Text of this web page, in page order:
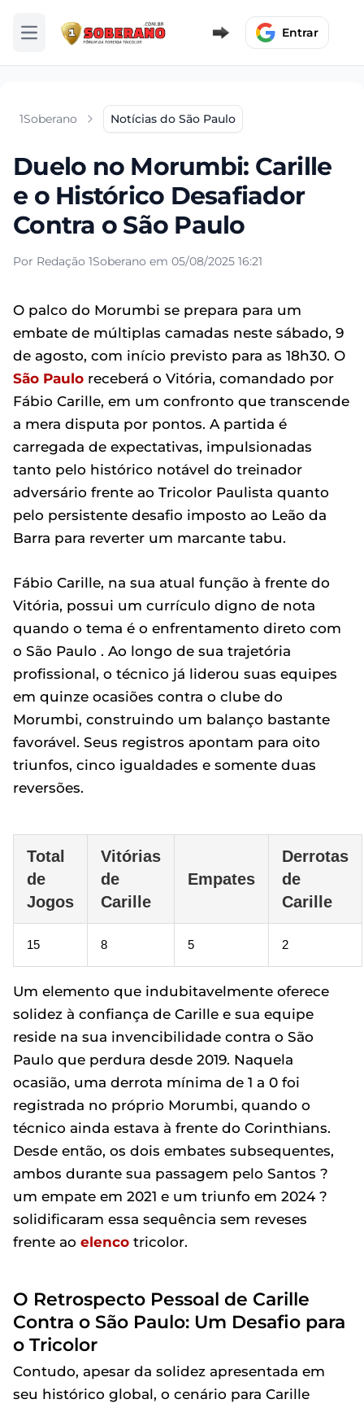
Abrir menu Entrar
1Soberano Notícias do São Paulo
Duelo no Morumbi: Carille
e o Histórico Desafiador
Contra o São Paulo
Por Redação 1Soberano em 05/08/2025 16:21
O palco do Morumbi se prepara para um
embate de múltiplas camadas neste sábado, 9
de agosto, com início previsto para as 18h30. O
São Paulo receberá o Vitória, comandado por
Fábio Carille, em um confronto que transcende
a mera disputa por pontos. A partida é
carregada de expectativas, impulsionadas
tanto pelo histórico notável do treinador
adversário frente ao Tricolor Paulista quanto
pelo persistente desafio imposto ao Leão da
Barra para reverter um marcante tabu.
Fábio Carille, na sua atual função à frente do
Vitória, possui um currículo digno de nota
quando o tema é o enfrentamento direto com
o São Paulo . Ao longo de sua trajetória
profissional, o técnico já liderou suas equipes
em quinze ocasiões contra o clube do
Morumbi, construindo um balanço bastante
favorável. Seus registros apontam para oito
triunfos, cinco igualdades e somente duas
reversões.
Total
de
Jogos
Vitórias
de
Carille
Empates
Derrotas
de
Carille
15 8 5 2
Um elemento que indubitavelmente oferece
solidez à confiança de Carille e sua equipe
reside na sua invencibilidade contra o São
Paulo que perdura desde 2019. Naquela
ocasião, uma derrota mínima de 1 a 0 foi
registrada no próprio Morumbi, quando o
técnico ainda estava à frente do Corinthians.
Desde então, os dois embates subsequentes,
ambos durante sua passagem pelo Santos ?
um empate em 2021 e um triunfo em 2024 ?
solidificaram essa sequência sem reveses
frente ao elenco tricolor.
O Retrospecto Pessoal de Carille
Contra o São Paulo: Um Desafio para
o Tricolor
Contudo, apesar da solidez apresentada em
seu histórico global, o cenário para Carille